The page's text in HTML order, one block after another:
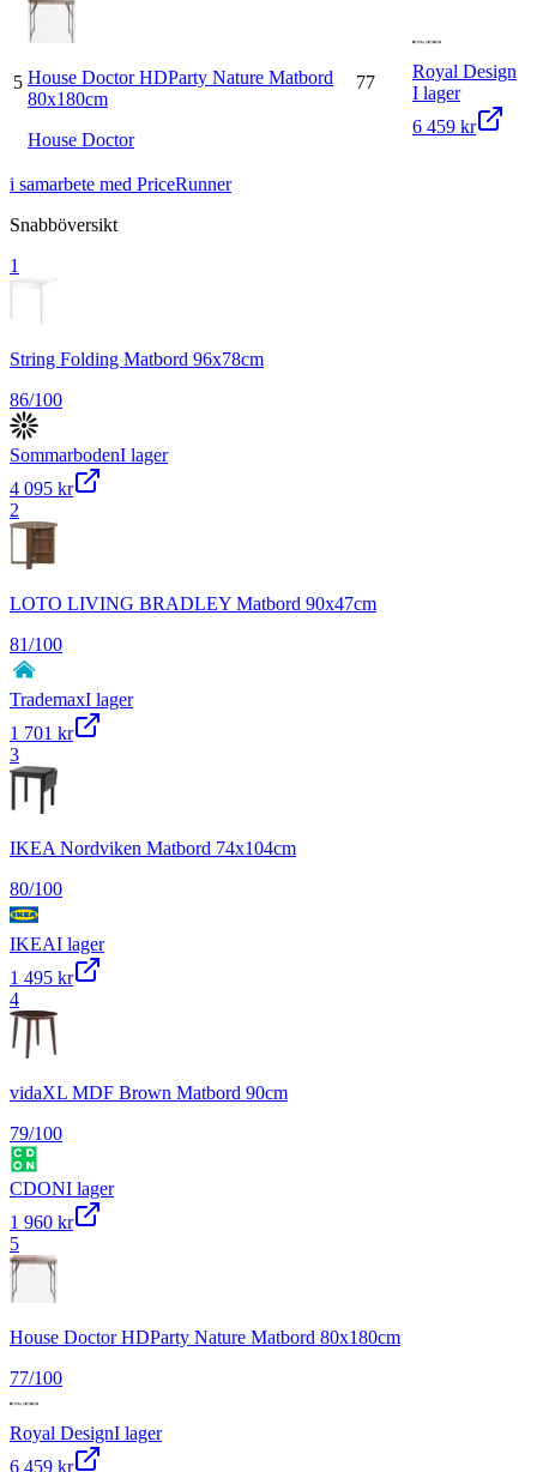
5 House Doctor HDParty Nature Matbord
80x180cm
House Doctor
77
Royal Design
I lager
6 459 kr
i samarbete med PriceRunner
Snabböversikt
1
String Folding Matbord 96x78cm
86/100
SommarbodenI lager
4 095 kr
2
LOTO LIVING BRADLEY Matbord 90x47cm
81/100
TrademaxI lager
1 701 kr
3
IKEA Nordviken Matbord 74x104cm
80/100
IKEAI lager
1 495 kr
4
vidaXL MDF Brown Matbord 90cm
79/100
CDONI lager
1 960 kr
5
House Doctor HDParty Nature Matbord 80x180cm
77/100
Royal DesignI lager
6 459 kr